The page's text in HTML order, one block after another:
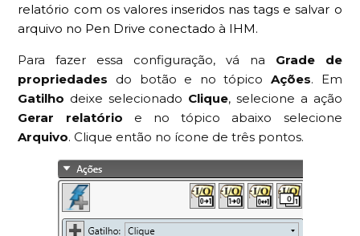
relatório com os valores inseridos nas tags e salvar o
arquivo no Pen Drive conectado à IHM.
Para fazer essa configuração, vá na Grade de
propriedades do botão e no tópicoAções. Em
Gatilho deixe selecionado Clique, selecione a ação
Gerar relatório e no tópico abaixo selecione
Arquivo. Clique então no ícone de três pontos.